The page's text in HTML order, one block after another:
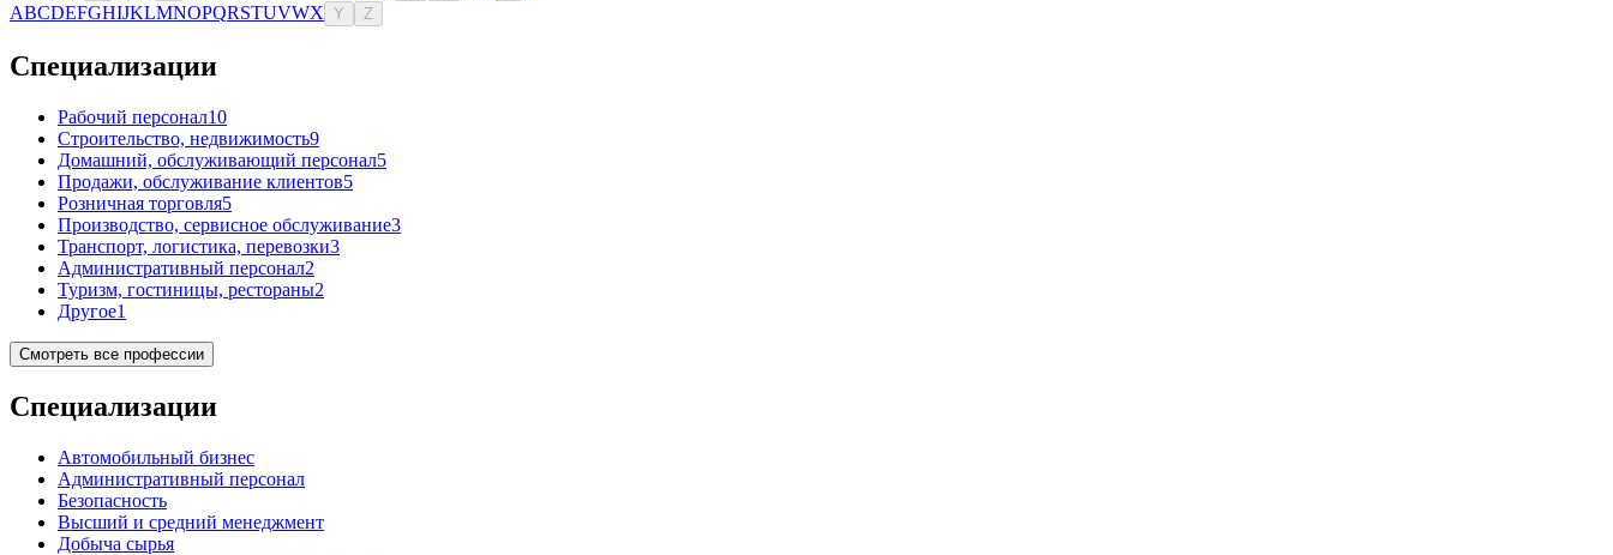
ABCDEFGHIJKLMNOPQRSTUVWX Y Z
Специализации
Рабочий персонал10
Строительство, недвижимость9
Домашний, обслуживающий персонал5
Продажи, обслуживание клиентов5
Розничная торговля5
Производство, сервисное обслуживание3
Транспорт, логистика, перевозки3
Административный персонал2
Туризм, гостиницы, рестораны2
Другое1
Смотреть все профессии
Специализации
Автомобильный бизнес
Административный персонал
Безопасность
Высший и средний менеджмент
Добыча сырья